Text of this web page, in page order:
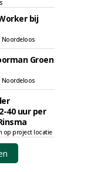
bij
Noordeloos
Groen
Noordeloos
40 uur per
op project locatie